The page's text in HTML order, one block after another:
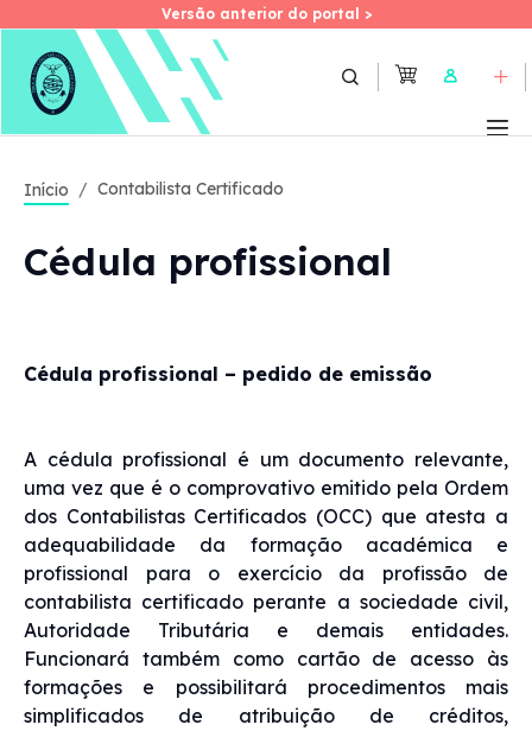
Skip
Versão anterior do portal >
Versão anterior do portal >
User
Início Contabilista Certificado
Cédula profissional
Cédula profissional – pedido de emissão
A cédula profissional é um documento relevante,
uma vez que é o comprovativo emitido pela Ordem
dos Contabilistas Certificados (OCC) que atesta a
adequabilidade da formação académica e
profissional para o exercício da profissão de
contabilista certificado perante a sociedade civil,
Autoridade Tributária e demais entidades.
Funcionará também como cartão de acesso às
formações e possibilitará procedimentos mais
simplificados de atribuição de créditos,